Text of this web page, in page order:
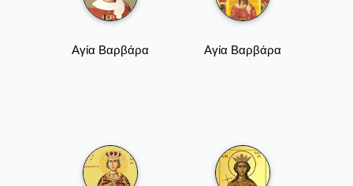
Αγία Βαρβάρα Αγία Βαρβάρα